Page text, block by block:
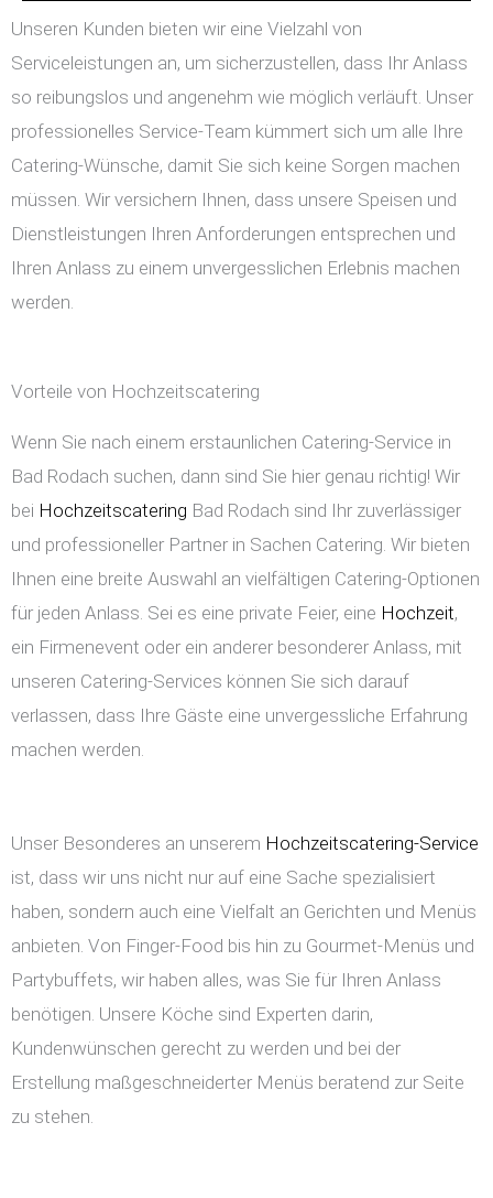
Unseren Kunden bieten wir eine Vielzahl von
Serviceleistungen an, um sicherzustellen, dass Ihr Anlass
so reibungslos und angenehm wie möglich verläuft. Unser
professionelles Service-Team kümmert sich um alle Ihre
Catering-Wünsche, damit Sie sich keine Sorgen machen
müssen. Wir versichern Ihnen, dass unsere Speisen und
Dienstleistungen Ihren Anforderungen entsprechen und
Ihren Anlass zu einem unvergesslichen Erlebnis machen
werden.
Vorteile von Hochzeitscatering
Wenn Sie nach einem erstaunlichen Catering-Service in
Bad Rodach suchen, dann sind Sie hier genau richtig! Wir
bei Hochzeitscatering Bad Rodach sind Ihr zuverlässiger
und professioneller Partner in Sachen Catering. Wir bieten
Ihnen eine breite Auswahl an vielfältigen Catering-Optionen
für jeden Anlass. Sei es eine private Feier, eine Hochzeit,
ein Firmenevent oder ein anderer besonderer Anlass, mit
unseren Catering-Services können Sie sich darauf
verlassen, dass Ihre Gäste eine unvergessliche Erfahrung
machen werden.
Unser Besonderes an unserem Hochzeitscatering-Service
ist, dass wir uns nicht nur auf eine Sache spezialisiert
haben, sondern auch eine Vielfalt an Gerichten und Menüs
anbieten. Von Finger-Food bis hin zu Gourmet-Menüs und
Partybuffets, wir haben alles, was Sie für Ihren Anlass
benötigen. Unsere Köche sind Experten darin,
Kundenwünschen gerecht zu werden und bei der
Erstellung maßgeschneiderter Menüs beratend zur Seite
zu stehen.